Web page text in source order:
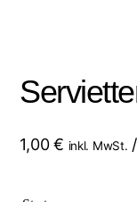
1,00€ inkl. MwSt.